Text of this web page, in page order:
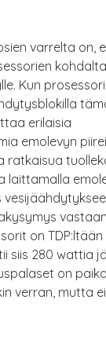
varrelta on,
Kun
erilaisia
emolevyn
ratkaisua
laittamalla
on TDP:ltään
siis 280 wattia
on
verran, mutta ei